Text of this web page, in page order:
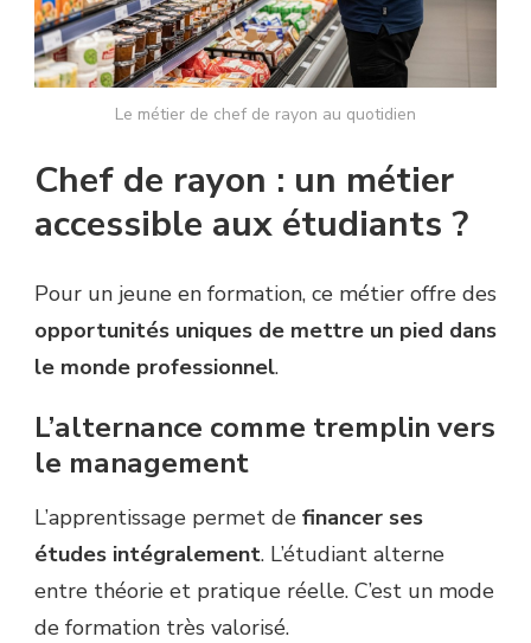
Le métier de chef de rayon au quotidien
Chef de rayon : un métier
accessible aux étudiants ?
Pour un jeune en formation, ce métier offre des
opportunités uniques de mettre un pied dans
le monde professionnel.
L’alternance comme tremplin vers
le management
L’apprentissage permet de financer ses
études intégralement. L’étudiant alterne
entre théorie et pratique réelle. C’est un mode
de formation très valorisé.